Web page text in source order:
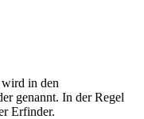
in den
genannt. In der Regel
Erfinder.